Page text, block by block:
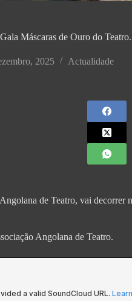
Máscaras de Ouro do Teatro.
2025 Actualidade
de Teatro, vai
Angolana de Teatro.